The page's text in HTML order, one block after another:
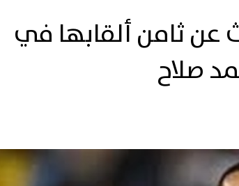
عن ثامن ألقابها في
صلاح